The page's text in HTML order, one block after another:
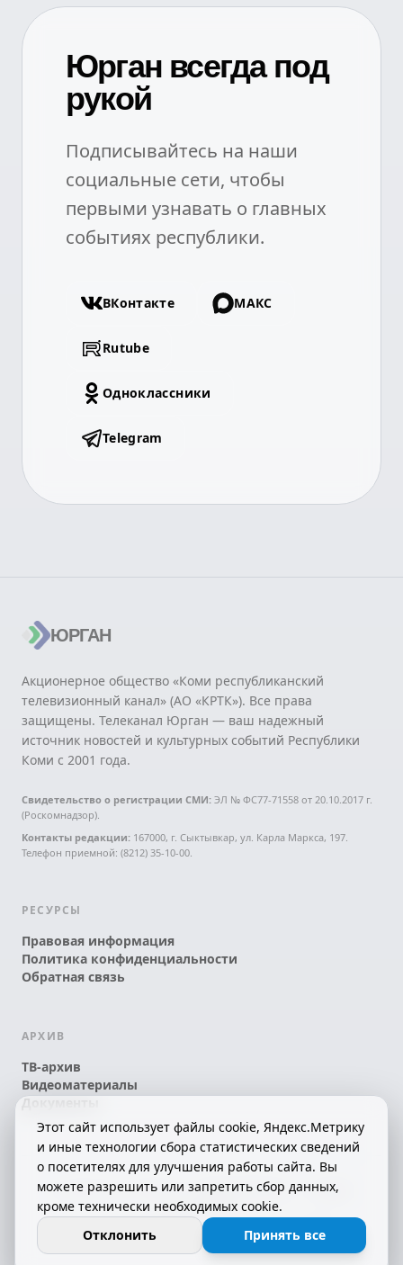
Юрган всегда под
рукой
Подписывайтесь на наши
социальные сети, чтобы
первыми узнавать о главных
событиях республики.
ВКонтакте МАКС
Rutube
Одноклассники
Telegram
ЮРГАН
Акционерное общество «Коми республиканский
телевизионный канал» (АО «КРТК»). Все права
защищены. Телеканал Юрган — ваш надежный
источник новостей и культурных событий Республики
Коми с 2001 года.
Свидетельство о регистрации СМИ: ЭЛ № ФС77-71558 от 20.10.2017 г.
(Роскомнадзор).
Контакты редакции: 167000, г. Сыктывкар, ул. Карла Маркса, 197.
Телефон приемной: (8212) 35-10-00.
РЕСУРСЫ
Правовая информация
Политика конфиденциальности
Обратная связь
АРХИВ
ТВ-архив
Видеоматериалы
Документы
© 2026 АО «КРТК» • КОМИ ЙÖЗЛЫ — КОМИ
ТЕЛЕКАНАЛ!
СДЕЛАНО С ЛЮБОВЬЮ К РЕСПУБЛИКЕ КОМИ
16+
Этот сайт использует файлы cookie, Яндекс.Метрику
и иные технологии сбора статистических сведений
о посетителях для улучшения работы сайта. Вы
можете разрешить или запретить сбор данных,
кроме технически необходимых cookie.
Отклонить
Принять все